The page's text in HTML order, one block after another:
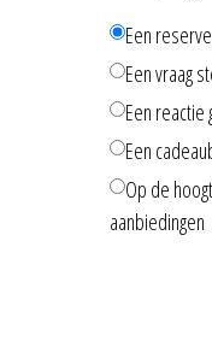
Een
Een vraag
Een reactie
Een
Op de
aanbiedingen